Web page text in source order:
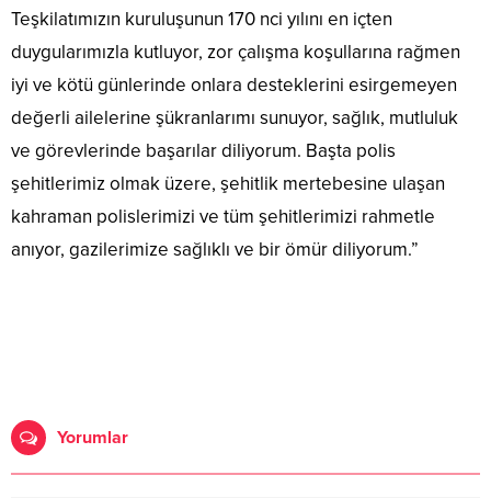
Teşkilatımızın kuruluşunun 170 nci yılını en içten
duygularımızla kutluyor, zor çalışma koşullarına rağmen
iyi ve kötü günlerinde onlara desteklerini esirgemeyen
değerli ailelerine şükranlarımı sunuyor, sağlık, mutluluk
ve görevlerinde başarılar diliyorum. Başta polis
şehitlerimiz olmak üzere, şehitlik mertebesine ulaşan
kahraman polislerimizi ve tüm şehitlerimizi rahmetle
anıyor, gazilerimize sağlıklı ve bir ömür diliyorum.”
Yorumlar